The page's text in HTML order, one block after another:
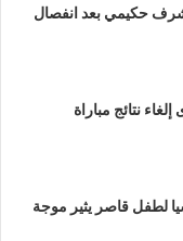
حكيمي بعد انفصال
نتائج مباراة
لطفل قاصر يثير موجة